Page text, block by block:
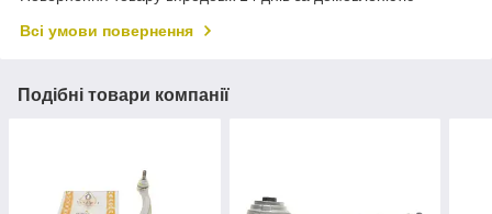
Всі умови повернення
Подібні товари компанії